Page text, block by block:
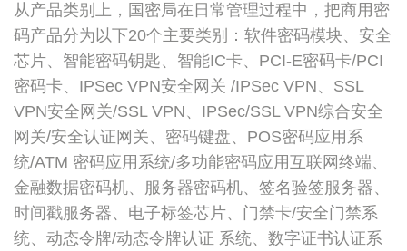
从产品类别上，国密局在日常管理过程中，把商用密
码产品分为以下20个主要类别：软件密码模块、安全
芯片、智能密码钥匙、智能IC卡、PCI-E密码卡/PCI
密码卡、IPSec VPN安全网关 /IPSec VPN、SSL
VPN安全网关/SSL VPN、IPSec/SSL VPN综合安全
网关/安全认证网关、密码键盘、POS密码应用系
统/ATM 密码应用系统/多功能密码应用互联网终端、
金融数据密码机、服务器密码机、签名验签服务器、
时间戳服务器、电子标签芯片、门禁卡/安全门禁系
统、动态令牌/动态令牌认证 系统、数字证书认证系